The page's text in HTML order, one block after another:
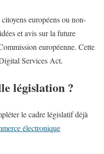
européens ou non-
et avis sur la future
européenne. Cette
Services Act.
législation ?
le cadre législatif déjà
électronique